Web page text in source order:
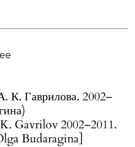
К. Гаврилова. 2002–
Gavrilov 2002–2011.
Budaragina]